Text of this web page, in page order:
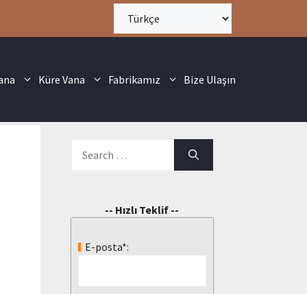
Küre Vana Fabrikamız Bize Ulaşın
-- Hızlı Teklif --
E-posta*: